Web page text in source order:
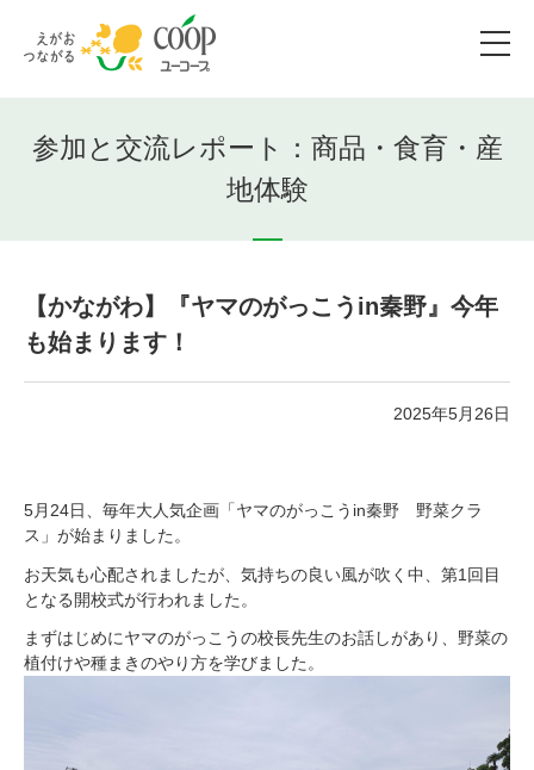
参加と交流レポート：商品・食育・産
地体験
【かながわ】『ヤマのがっこうin秦野』今年
も始まります！
2025年5月26日
5月24日、毎年大人気企画「ヤマのがっこうin秦野 野菜クラ
ス」が始まりました。
お天気も心配されましたが、気持ちの良い風が吹く中、第1回目
となる開校式が行われました。
まずはじめにヤマのがっこうの校長先生のお話しがあり、野菜の
植付けや種まきのやり方を学びました。